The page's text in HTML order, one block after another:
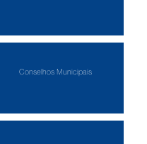
Conselhos Municipais